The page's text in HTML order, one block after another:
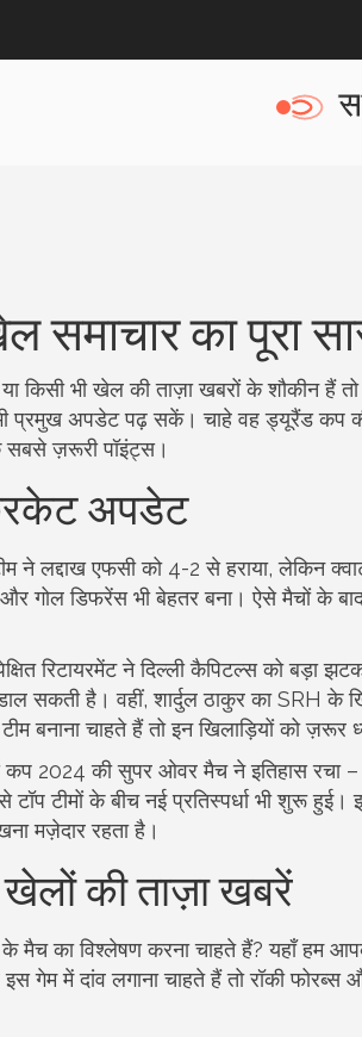
समाचार का पूरा
भी खेल की ताज़ा खबरों के शौकीन हैं
प्रमुख अपडेट पढ़ सकें। चाहे वह ड्यूरैंड कप
ज़रूरी पॉइंट्स।
अपडेट
ने लद्दाख एफसी को 4-2 से हराया, लेकिन
और गोल डिफरेंस भी बेहतर बना। ऐसे मैचों
रिटायरमेंट ने दिल्ली कैपिटल्स को बड़ा
सकती है। वहीं, शार्दुल ठाकुर का SRH के
चाहते हैं तो इन खिलाड़ियों को ज़रूर
कप 2024 की सुपर ओवर मैच ने इतिहास रचा
टॉप टीमों के बीच नई प्रतिस्पर्धा भी शुरू
मज़ेदार रहता है।
की ताज़ा खबरें
मैच का विश्लेषण करना चाहते हैं? यहाँ हम
में दांव लगाना चाहते हैं तो रॉकी फोरब्स